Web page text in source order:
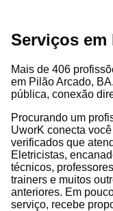
Serviços em
Mais de 406
em Pilão Arcado,
pública, conexão
Procurando um
UworK conecta
verificados que
Eletricistas,
técnicos,
trainers e muitos
anteriores. Em
serviço, recebe